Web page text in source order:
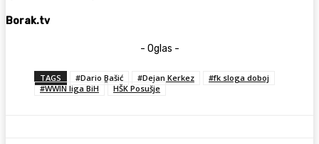
Borak.tv
- Oglas -
TAGS #Dario Bašić #Dejan Kerkez
#fk sloga doboj
#WWIN liga BiH
HŠK Posušje